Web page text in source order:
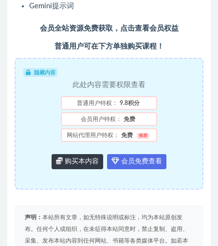
Gemini提示词
会员全站资源免费获取，点击查看会员权益
普通用户可在下方单独购买课程！
隐藏内容
此处内容需要权限查看
普通用户特权： 9.8积分
会员用户特权： 免费
网站代理用户特权： 免费 推荐
购买本内容 会员免费查看
声明： 本站所有文章，如无特殊说明或标注，均为本站原创发
布。任何个人或组织，在未征得本站同意时，禁止复制、盗用、
采集、发布本站内容到任何网站、书籍等各类媒体平台。如若本